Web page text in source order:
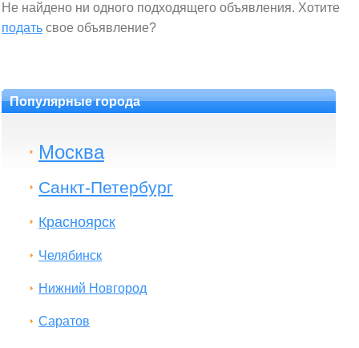
Не найдено ни одного подходящего объявления. Хотите
подать свое объявление?
Популярные города
Москва
Санкт-Петербург
Красноярск
Челябинск
Нижний Новгород
Саратов